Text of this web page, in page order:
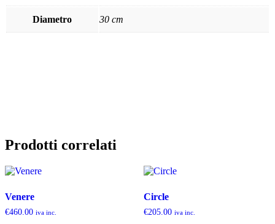
Diametro 30 cm
Prodotti correlati
Venere
€460.00 iva inc.
Circle
€205.00 iva inc.